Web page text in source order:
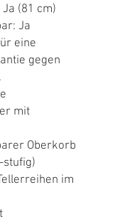
(81 cm)
Ja
eine
gegen
mit
Oberkorb
stufig)
im